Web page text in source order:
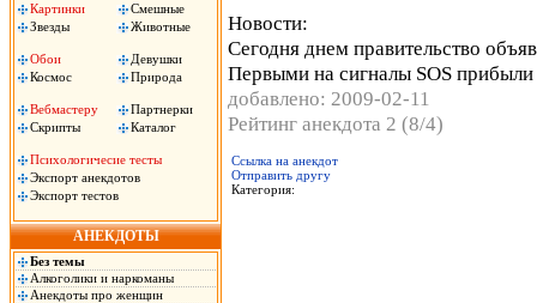
Картинки
Смешные
Звезды
Животные
Обои
Девушки
Космос
Природа
Вебмастеру
Партнерки
Скрипты
Каталог
Психологичесие тесты
Экспорт анекдотов
Экспорт тестов
АНЕКДОТЫ
Без темы
Алкоголики и наркоманы
Анекдоты про женщин
Новости:
Сегодня днем правительство
Первыми на сигналы SOS
добавлено: 2009-02-11
Рейтинг анекдота 2 (8/4)
Ссылка на анекдот
Отправить другу
Категория: